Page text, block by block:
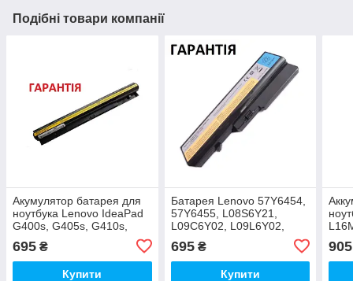
Подібні товари компанії
Акумулятор батарея для
ноутбука Lenovo IdeaPad
G400s, G405s, G410s,
S410p, S510p, Z710
695 ₴
Купити
Батарея Lenovo 57Y6454,
57Y6455, L08S6Y21,
L09C6Y02, L09L6Y02,
L09S6Y02, L10C6Y02
695₴
Купити
905